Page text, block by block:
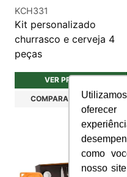
como
nosso
KCH331
Kit personalizado
churrasco e cerveja 4
peças
VER PRODUTO
COMPARAR PRODUTO